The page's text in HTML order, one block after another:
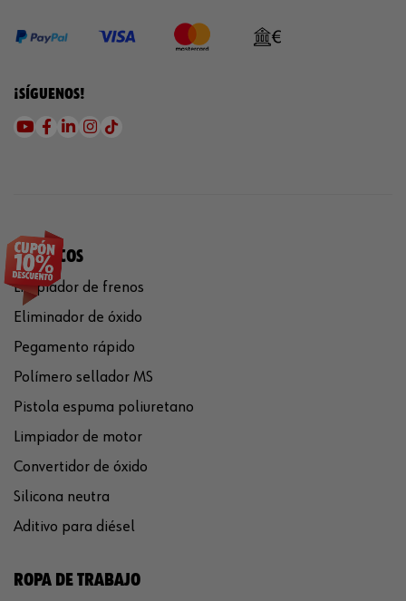
¡SÍGUENOS!
QUÍMICOS
Limpiador de frenos
Eliminador de óxido
Pegamento rápido
Polímero sellador MS
Pistola espuma poliuretano
Limpiador de motor
Convertidor de óxido
Silicona neutra
Aditivo para diésel
ROPA DE TRABAJO